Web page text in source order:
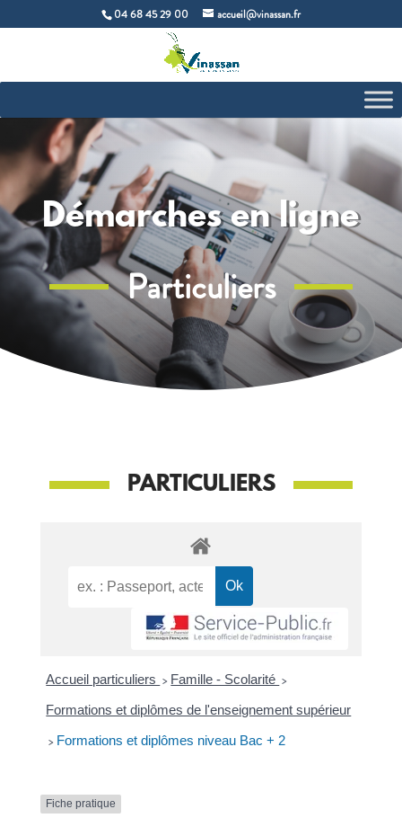
04 68 45 29 00 accueil@vinassan.fr
Démarches en ligne
Particuliers
PARTICULIERS
Accueil particuliers > Famille - Scolarité >
Formations et diplômes de l'enseignement supérieur
> Formations et diplômes niveau Bac + 2
Fiche pratique